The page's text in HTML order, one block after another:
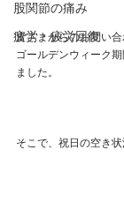
股関節の痛み
疲労・疲労回復
皆さまからのお問い合
ゴールデンウィーク
ました。
そこで、祝日の空き